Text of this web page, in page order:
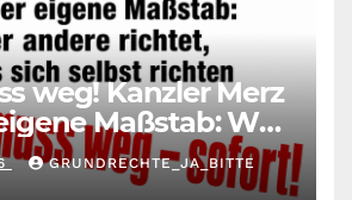
weg! Kanzler Merz
Maßstab: Wer
muss sich
GRUNDRECHTE_JA_BITTE